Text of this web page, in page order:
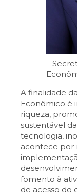
–
A finalidade
Econômico é
riqueza,
sustentável
tecnologia,
acontece por
fomento à
de acesso do